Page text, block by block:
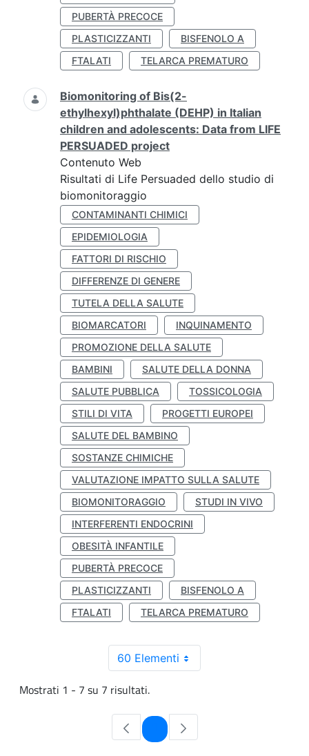
PUBERTÀ PRECOCE
PLASTICIZZANTI
BISFENOLO A
FTALATI
TELARCA PREMATURO
Biomonitoring of Bis(2-
ethylhexyl)phthalate (DEHP) in Italian
children and adolescents: Data from LIFE
PERSUADED project
Contenuto Web
Risultati di Life Persuaded dello studio di
biomonitoraggio
CONTAMINANTI CHIMICI
EPIDEMIOLOGIA
FATTORI DI RISCHIO
DIFFERENZE DI GENERE
TUTELA DELLA SALUTE
BIOMARCATORI
INQUINAMENTO
PROMOZIONE DELLA SALUTE
BAMBINI
SALUTE DELLA DONNA
SALUTE PUBBLICA
TOSSICOLOGIA
STILI DI VITA
PROGETTI EUROPEI
SALUTE DEL BAMBINO
SOSTANZE CHIMICHE
VALUTAZIONE IMPATTO SULLA SALUTE
BIOMONITORAGGIO
STUDI IN VIVO
INTERFERENTI ENDOCRINI
OBESITÀ INFANTILE
PUBERTÀ PRECOCE
PLASTICIZZANTI
BISFENOLO A
FTALATI
TELARCA PREMATURO
60 Elementi
Mostrati 1 - 7 su 7 risultati.
Pagina